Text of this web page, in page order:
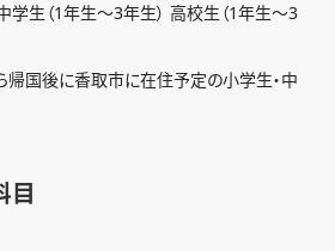
学生（1年生〜3年生） 高校生（1年生〜3
帰国後に香取市に在住予定の小学生・中
目